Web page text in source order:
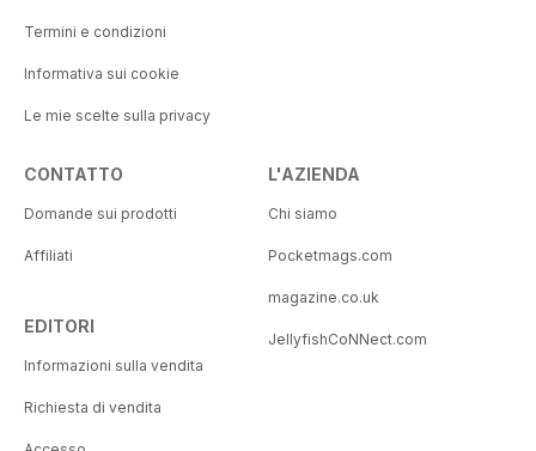
Termini e condizioni
Informativa sui cookie
Le mie scelte sulla privacy
CONTATTO
Domande sui prodotti
Affiliati
EDITORI
Informazioni sulla vendita
Richiesta di vendita
L'AZIENDA
Chi siamo
Pocketmags.com
magazine.co.uk
JellyfishCoNNect.com